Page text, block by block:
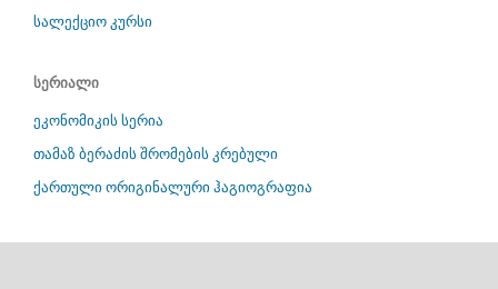
სალექციო კურსი
სერიალი
ეკონომიკის სერია
თამაზ ბერაძის შრომების კრებული
ქართული ორიგინალური ჰაგიოგრაფია